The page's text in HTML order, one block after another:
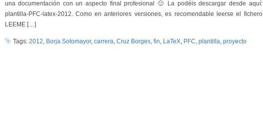
una documentación con un aspecto final profesional 🙂 La podéis descargar desde aquí:
plantilla-PFC-latex-2012. Como en anteriores versiones, es recomendable leerse el fichero
LEEME […]
Tags:2012, Borja Sotomayor,carrera,Cruz Borges,fin, LaTeX, PFC,plantilla,proyecto